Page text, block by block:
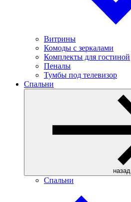
Витрины
Комоды с зеркалами
Комплекты для гостиной
Пеналы
Тумбы под телевизор
Спальни
назад
Спальни